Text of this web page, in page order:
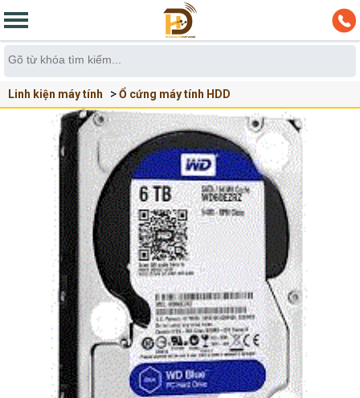
Linh kiện máy tính Ổ cứng máy tính HDD